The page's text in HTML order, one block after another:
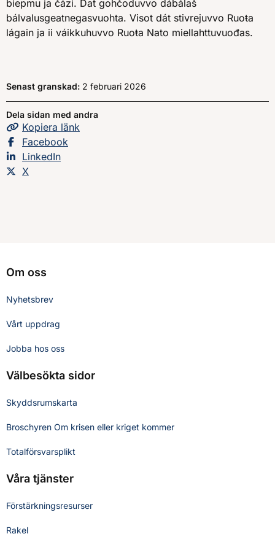
biepmu ja čázi. Dat gohčoduvvo dábálaš
bálvalusgeatnegasvuohta. Visot dát stivrejuvvo Ruoŧa
lágain ja ii váikkuhuvvo Ruoŧa Nato miellahttuvuođas.
Senast granskad: 2 februari 2026
Dela sidan med andra
Kopiera sidans
länk
Dela sidan på
Facebook
Dela sidan på
LinkedIn
Dela sidan på
X
Om oss
Nyhetsbrev
Vårt uppdrag
Jobba hos oss
Välbesökta sidor
Skyddsrumskarta
Broschyren Om krisen eller kriget kommer
Totalförsvarsplikt
Våra tjänster
Förstärkningsresurser
Rakel